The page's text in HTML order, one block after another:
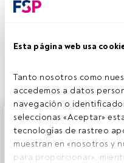
Esta página web usa
Tanto nosotros como
accedemos a datos
navegación o
seleccionas «Aceptar»
tecnologías de rastreo
muestran en «nosotros y
para proporcionar»,
Compartir:
Este es un artículo
de FundsPeople. Si ya
botón Login. Si aún no
registrarte y disfrutar de